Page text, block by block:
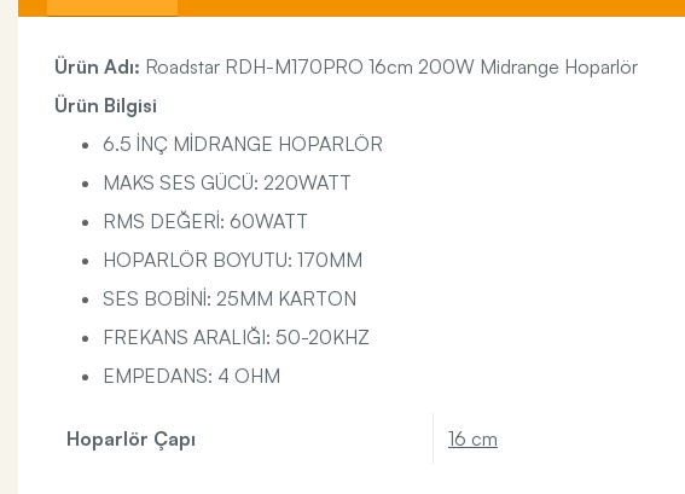
Ürün Adı: Roadstar RDH-M170PRO 16cm 200W Midrange Hoparlör
Ürün Bilgisi
6.5 İNÇ MİDRANGE HOPARLÖR
MAKS SES GÜCÜ: 220WATT
RMS DEĞERİ: 60WATT
HOPARLÖR BOYUTU: 170MM
SES BOBİNİ: 25MM KARTON
FREKANS ARALIĞI: 50-20KHZ
EMPEDANS: 4 OHM
Hoparlör Çapı 16 cm